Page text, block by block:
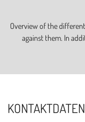
Overview of the
against them. In
KONTAKTDATEN